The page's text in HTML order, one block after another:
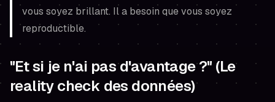
vous soyez brillant. Il a besoin que vous soyez
reproductible.
"Et si je n'ai pas d'avantage ?" (Le
reality check des données)